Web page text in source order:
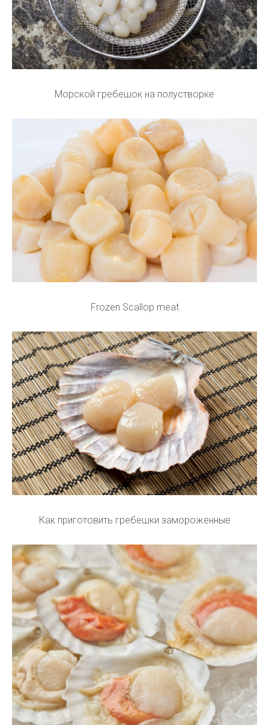
Морской гребешок на полустворке
Frozen Scallop meat
Как приготовить гребешки замороженные